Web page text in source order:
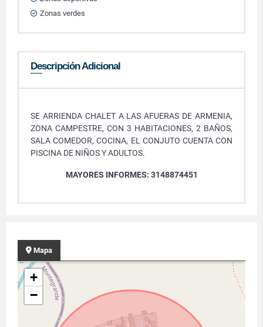
Zonas verdes
Descripción Adicional
SE ARRIENDA CHALET A LAS AFUERAS DE ARMENIA,
ZONA CAMPESTRE, CON 3 HABITACIONES, 2 BAÑOS,
SALA COMEDOR, COCINA, EL CONJUTO CUENTA CON
PISCINA DE NIÑOS Y ADULTOS.
MAYORES INFORMES: 3148874451
Mapa
+
−